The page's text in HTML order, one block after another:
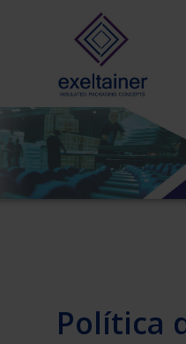
Hit enter to search
Política